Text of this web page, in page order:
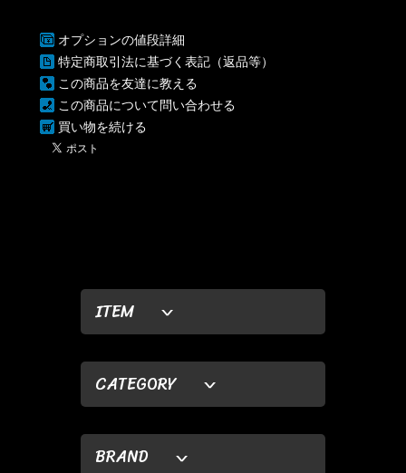
ITEM
CATEGORY
BRAND
オプションの値段詳細
特定商取引法に基づく表記（返品等）
この商品を友達に教える
この商品について問い合わせる
買い物を続ける